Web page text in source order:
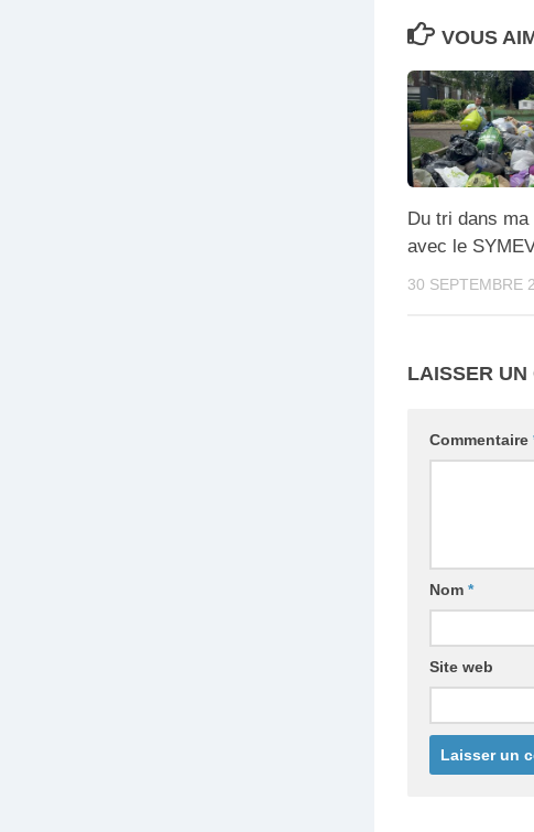
VOUS
Du tri dans ma
avec le
30 SEPTEMBRE
LAISSER UN
Commentaire
Nom *
Site web